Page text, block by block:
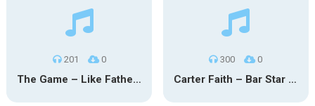
201 0
The Game – Like Father Like Daughter
300 0
Carter Faith – Bar Star Vevo